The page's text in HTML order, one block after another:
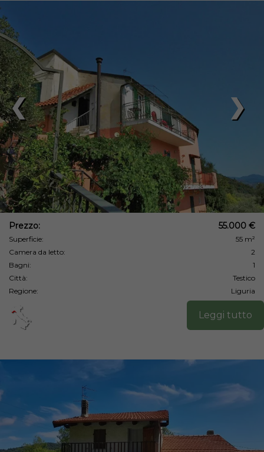
❯
❮
Prezzo: 55.000 €
Superficie:
55 m²
Camera da letto:
2
Bagni:
1
Città:
Testico
Regione:
Liguria
Leggi tutto